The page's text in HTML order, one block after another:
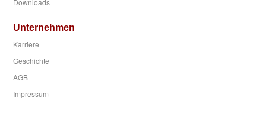
Unternehmen
Karriere
Geschichte
AGB
Impressum